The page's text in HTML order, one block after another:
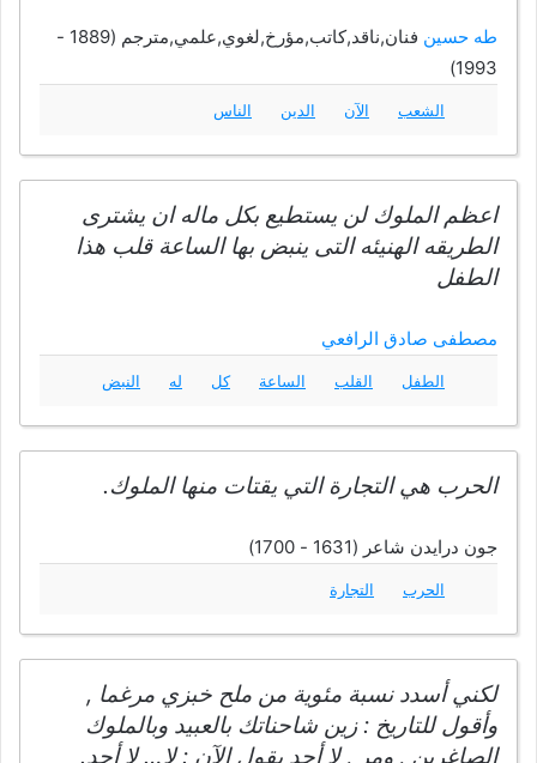
طه حسين
فنان,ناقد,كاتب,مؤرخ,لغوي,علمي,مترجم (1889 -
1993)
الشعب الآن الدين الناس
اعظم الملوك لن يستطيع بكل ماله ان يشترى
الطريقه الهنيئه التى ينبض بها الساعة قلب هذا
الطفل
مصطفى صادق الرافعي
الطفل القلب الساعة كل له النبض
الحرب هي التجارة التي يقتات منها الملوك.
جون درايدن شاعر (1631 - 1700)
الحرب التجارة
لكني أسدد نسبة مئوية من ملح خبزي مرغما ,
وأقول للتاريخ : زين شاحناتك بالعبيد وبالملوك
الصاغرين , ومر , لا أحد يقول الآن : لا… لا أحد.